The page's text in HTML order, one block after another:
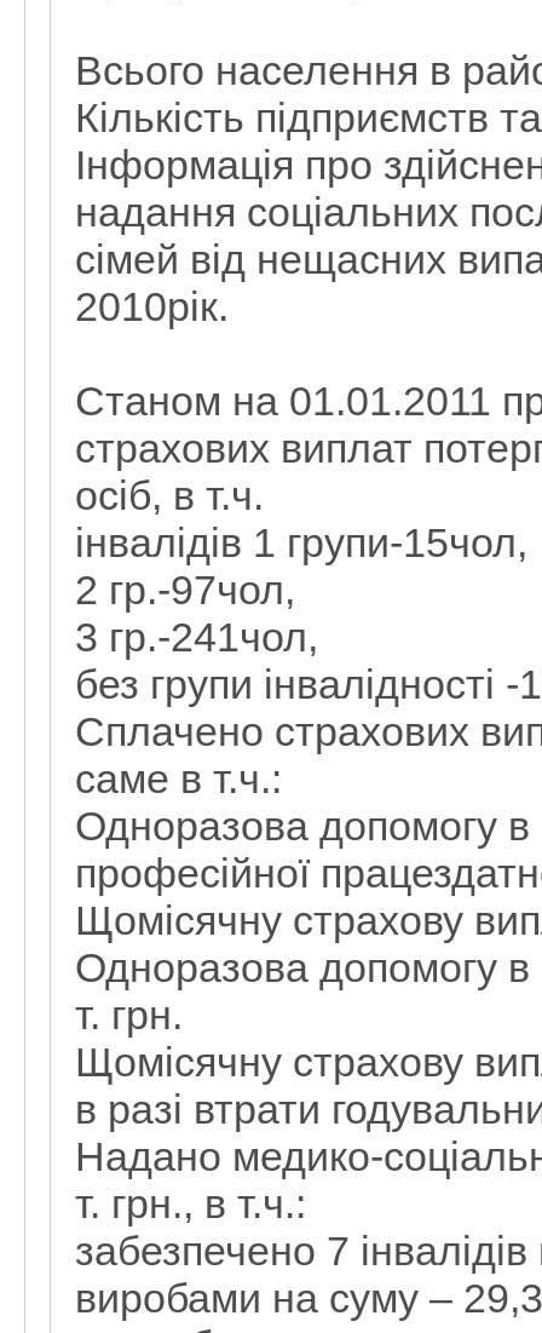
Всього населення в
Кількість
Інформація про
надання соціальних
сімей від нещасних
2010рік.
Станом на 01.01.2011
страхових виплат
осіб, в т.ч.
інвалідів 1 групи-15чол,
2 гр.-97чол,
3 гр.-241чол,
без групи інвалідності
Сплачено страхових
саме в т.ч.:
Одноразова допомогу в
професійної
Щомісячну страхову
Одноразова допомогу в
т. грн.
Щомісячну страхову
в разі втрати
Надано медико-
т. грн., в т.ч.:
забезпечено 7
виробами на суму –